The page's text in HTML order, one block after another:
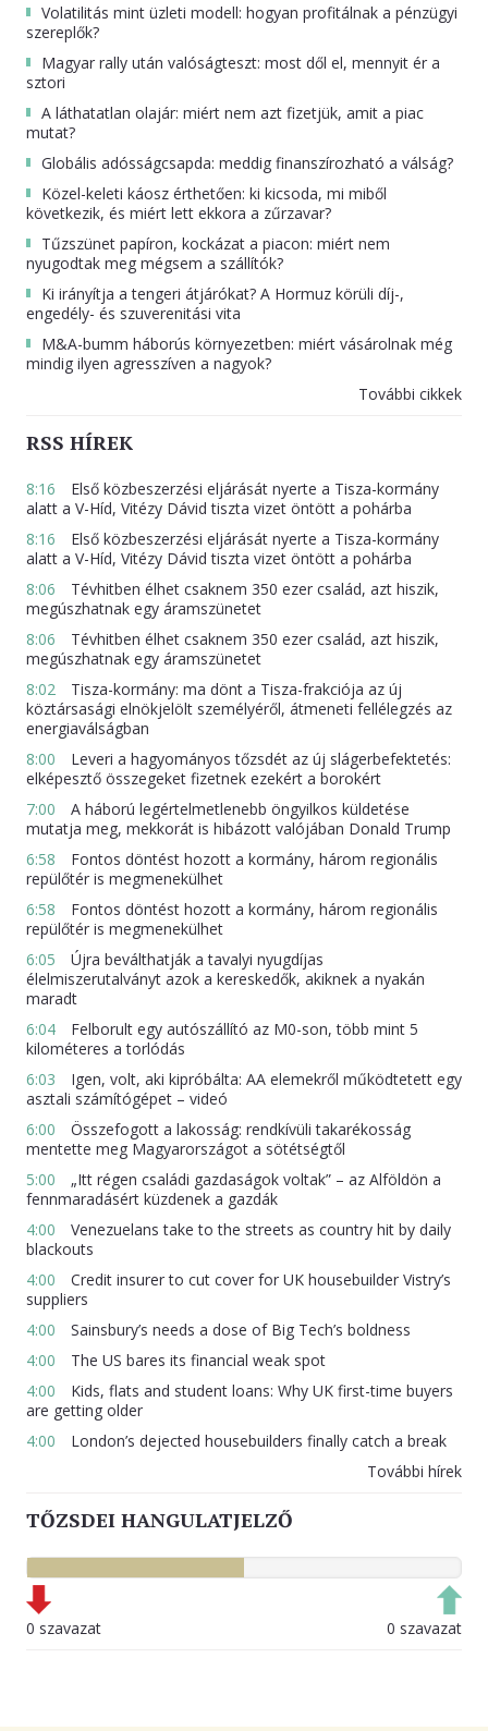
Volatilitás mint üzleti modell: hogyan profitálnak a pénzügyi
szereplők?
Magyar rally után valóságteszt: most dől el, mennyit ér a
sztori
A láthatatlan olajár: miért nem azt fizetjük, amit a piac
mutat?
Globális adósságcsapda: meddig finanszírozható a válság?
Közel-keleti káosz érthetően: ki kicsoda, mi miből
következik, és miért lett ekkora a zűrzavar?
Tűzszünet papíron, kockázat a piacon: miért nem
nyugodtak meg mégsem a szállítók?
Ki irányítja a tengeri átjárókat? A Hormuz körüli díj-,
engedély- és szuverenitási vita
M&A-bumm háborús környezetben: miért vásárolnak még
mindig ilyen agresszíven a nagyok?
További cikkek
RSS HÍREK
8:16
Első közbeszerzési eljárását nyerte a Tisza-kormány
alatt a V-Híd, Vitézy Dávid tiszta vizet öntött a pohárba
8:16
Első közbeszerzési eljárását nyerte a Tisza-kormány
alatt a V-Híd, Vitézy Dávid tiszta vizet öntött a pohárba
8:06
Tévhitben élhet csaknem 350 ezer család, azt hiszik,
megúszhatnak egy áramszünetet
8:06
Tévhitben élhet csaknem 350 ezer család, azt hiszik,
megúszhatnak egy áramszünetet
8:02
Tisza-kormány: ma dönt a Tisza-frakciója az új
köztársasági elnökjelölt személyéről, átmeneti fellélegzés az
energiaválságban
8:00
Leveri a hagyományos tőzsdét az új slágerbefektetés:
elképesztő összegeket fizetnek ezekért a borokért
7:00
A háború legértelmetlenebb öngyilkos küldetése
mutatja meg, mekkorát is hibázott valójában Donald Trump
6:58
Fontos döntést hozott a kormány, három regionális
repülőtér is megmenekülhet
6:58
Fontos döntést hozott a kormány, három regionális
repülőtér is megmenekülhet
6:05
Újra beválthatják a tavalyi nyugdíjas
élelmiszerutalványt azok a kereskedők, akiknek a nyakán
maradt
6:04
Felborult egy autószállító az M0-son, több mint 5
kilométeres a torlódás
6:03
Igen, volt, aki kipróbálta: AA elemekről működtetett egy
asztali számítógépet – videó
6:00
Összefogott a lakosság: rendkívüli takarékosság
mentette meg Magyarországot a sötétségtől
5:00
„Itt régen családi gazdaságok voltak” – az Alföldön a
fennmaradásért küzdenek a gazdák
4:00
Venezuelans take to the streets as country hit by daily
blackouts
4:00
Credit insurer to cut cover for UK housebuilder Vistry’s
suppliers
4:00
Sainsbury’s needs a dose of Big Tech’s boldness
4:00
The US bares its financial weak spot
4:00
Kids, flats and student loans: Why UK first-time buyers
are getting older
4:00
London’s dejected housebuilders finally catch a break
További hírek
TŐZSDEI HANGULATJELZŐ
0 szavazat 0 szavazat